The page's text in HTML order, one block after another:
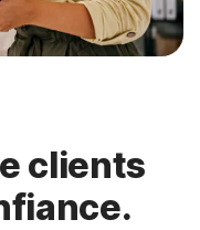
clients